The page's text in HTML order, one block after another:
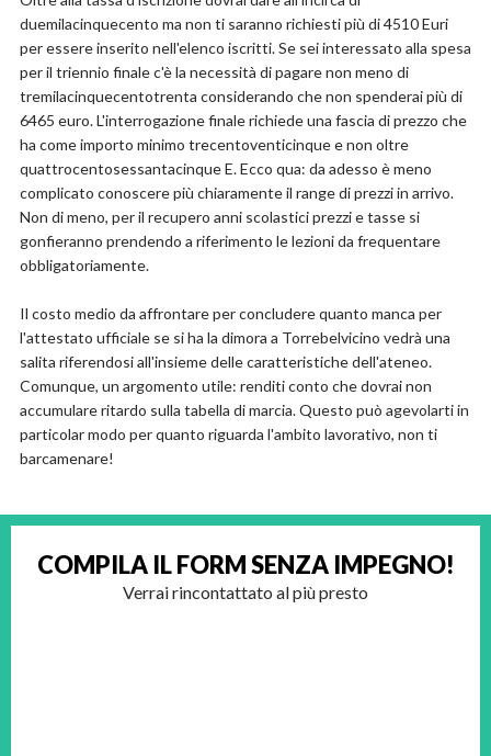
duemilacinquecento ma non ti saranno richiesti più di 4510 Euri
per essere inserito nell'elenco iscritti. Se sei interessato alla spesa
per il triennio finale c'è la necessità di pagare non meno di
tremilacinquecentotrenta considerando che non spenderai più di
6465 euro. L'interrogazione finale richiede una fascia di prezzo che
ha come importo minimo trecentoventicinque e non oltre
quattrocentosessantacinque E. Ecco qua: da adesso è meno
complicato conoscere più chiaramente il range di prezzi in arrivo.
Non di meno, per il recupero anni scolastici prezzi e tasse si
gonfieranno prendendo a riferimento le lezioni da frequentare
obbligatoriamente.
Il costo medio da affrontare per concludere quanto manca per
l'attestato ufficiale se si ha la dimora a Torrebelvicino vedrà una
salita riferendosi all'insieme delle caratteristiche dell'ateneo.
Comunque, un argomento utile: renditi conto che dovrai non
accumulare ritardo sulla tabella di marcia. Questo può agevolarti in
particolar modo per quanto riguarda l'ambito lavorativo, non ti
barcamenare!
COMPILA IL FORMSENZA IMPEGNO!
Verrai rincontattato al più presto